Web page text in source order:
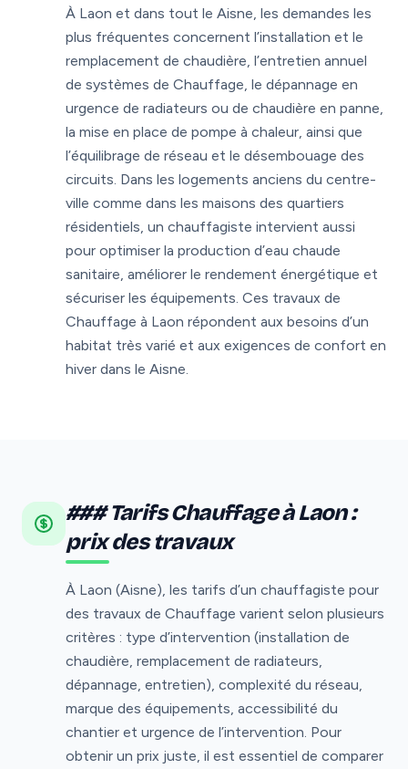
À Laon et dans tout le Aisne, les demandes les
plus fréquentes concernent l’installation et le
remplacement de chaudière, l’entretien annuel
de systèmes de Chauffage, le dépannage en
urgence de radiateurs ou de chaudière en panne,
la mise en place de pompe à chaleur, ainsi que
l’équilibrage de réseau et le désembouage des
circuits. Dans les logements anciens du centre-
ville comme dans les maisons des quartiers
résidentiels, un chauffagiste intervient aussi
pour optimiser la production d’eau chaude
sanitaire, améliorer le rendement énergétique et
sécuriser les équipements. Ces travaux de
Chauffage à Laon répondent aux besoins d’un
habitat très varié et aux exigences de confort en
hiver dans le Aisne.
### Tarifs Chauffage à Laon :
prix des travaux
À Laon (Aisne), les tarifs d’un chauffagiste pour
des travaux de Chauffage varient selon plusieurs
critères : type d’intervention (installation de
chaudière, remplacement de radiateurs,
dépannage, entretien), complexité du réseau,
marque des équipements, accessibilité du
chantier et urgence de l’intervention. Pour
obtenir un prix juste, il est essentiel de comparer